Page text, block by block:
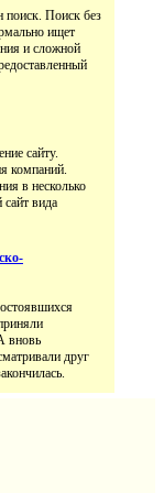
поиск. Поиск без
ищет
и сложной
сайту.
компаний.
в несколько
вида
вновь
друг